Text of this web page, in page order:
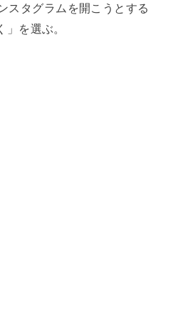
スタグラムを開こうとする
を選ぶ。